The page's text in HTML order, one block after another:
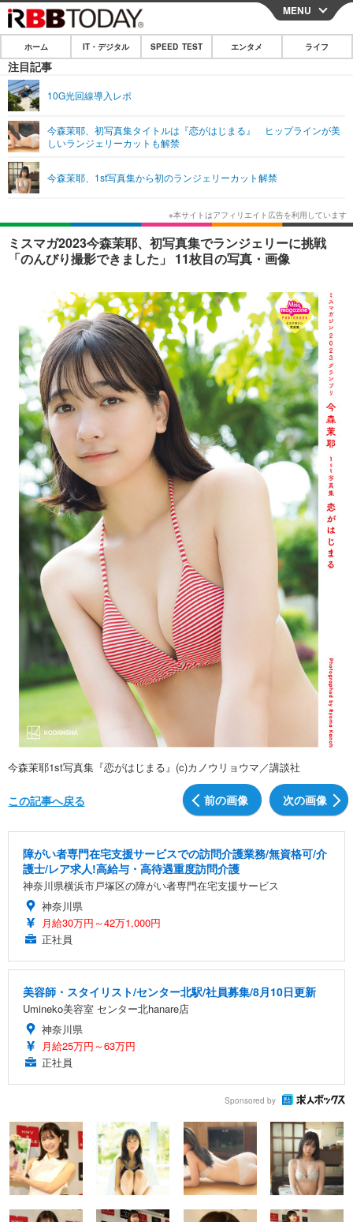
CLOSE
ホーム
IT・デジタル
ネタ
ショッピング その他
SPEED TEST
エンタメ
エンタメTOP 映画・ドラマ
韓国・芸能
音楽 スポーツ
ショッピング その他
ライフ
ライフTOP グルメ
ペット ショッピング
リリース一覧
プッシュ通知の停止方法
MENU
ホーム IT・デジタル SPEED TEST エンタメ ライフ
注目記事
10G光回線導入レポ
今森茉耶、初写真集タイトルは『恋がはじまる』 ヒップラインが美
しいランジェリーカットも解禁
今森茉耶、1st写真集から初のランジェリーカット解禁
ミスマガ2023今森茉耶、初写真集でランジェリーに挑戦
「のんびり撮影できました」 11枚目の写真・画像
今森茉耶1st写真集『恋がはじまる』(c)カノウリョウマ／講談社
前の画像 次の画像
この記事へ戻る
障がい者専門在宅支援サービスでの訪問介護業務/無資格可/介
護士/レア求人!高給与・高待遇重度訪問介護
神奈川県横浜市戸塚区の障がい者専門在宅支援サービス
神奈川県
月給30万円～42万1,000円
正社員
美容師・スタイリスト/センター北駅/社員募集/8月10日更新
Umineko美容室 センター北hanare店
神奈川県
月給25万円～63万円
正社員
Sponsored by